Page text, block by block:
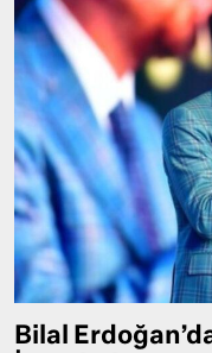
Bilal